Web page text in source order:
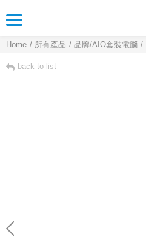
Home 所有產品 品牌/AIO套裝電腦
back to list